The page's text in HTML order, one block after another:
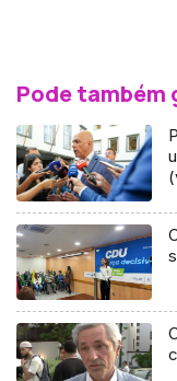
Pode também